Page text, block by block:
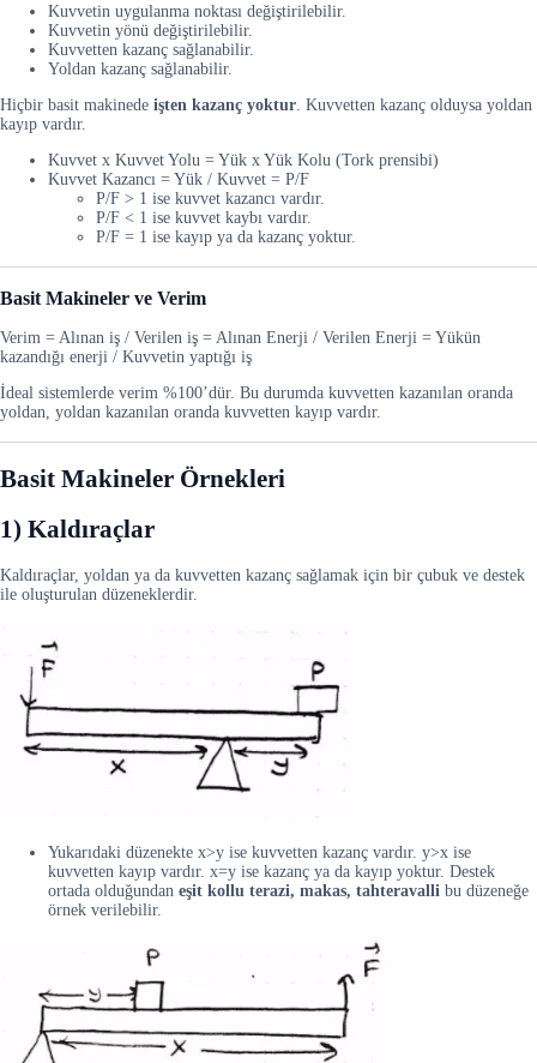
Kuvvetin uygulanma noktası değiştirilebilir.
Kuvvetin yönü değiştirilebilir.
Kuvvetten kazanç sağlanabilir.
Yoldan kazanç sağlanabilir.
Hiçbir basit makinede işten kazanç yoktur . Kuvvetten kazanç olduysa yoldan
kayıp vardır.
Kuvvet x Kuvvet Yolu = Yük x Yük Kolu (Tork prensibi)
Kuvvet Kazancı = Yük / Kuvvet = P/F
P/F > 1 ise kuvvet kazancı vardır.
P/F < 1 ise kuvvet kaybı vardır.
P/F = 1 ise kayıp ya da kazanç yoktur.
Basit Makineler ve Verim
Verim = Alınan iş / Verilen iş = Alınan Enerji / Verilen Enerji = Yükün
kazandığı enerji / Kuvvetin yaptığı iş
İdeal sistemlerde verim %100’dür. Bu durumda kuvvetten kazanılan oranda
yoldan, yoldan kazanılan oranda kuvvetten kayıp vardır.
Basit Makineler Örnekleri
1) Kaldıraçlar
Kaldıraçlar, yoldan ya da kuvvetten kazanç sağlamak için bir çubuk ve destek
ile oluşturulan düzeneklerdir.
Yukarıdaki düzenekte x>y ise kuvvetten kazanç vardır. y>x ise
kuvvetten kayıp vardır. x=y ise kazanç ya da kayıp yoktur. Destek
ortada olduğundan eşit kollu terazi, makas, tahteravalli bu düzeneğe
örnek verilebilir.